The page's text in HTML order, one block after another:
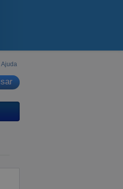
Ajuda